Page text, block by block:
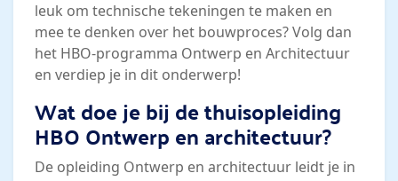
leuk om technische tekeningen te maken en
mee te denken over het bouwproces? Volg dan
het HBO-programma Ontwerp en Architectuur
en verdiep je in dit onderwerp!
Wat doe je bij de thuisopleiding
HBO Ontwerp en architectuur?
De opleiding Ontwerp en architectuur leidt je in